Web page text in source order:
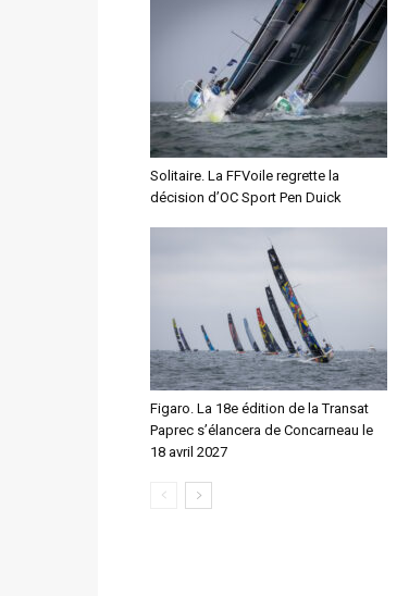
Solitaire. La FFVoile regrette la
décision d’OC Sport Pen Duick
Figaro. La 18e édition de la Transat
Paprec s’élancera de Concarneau le
18 avril 2027